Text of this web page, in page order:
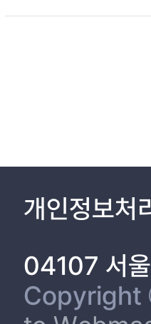
integrative thinking. To
개인정보처
04107 서
Copyright